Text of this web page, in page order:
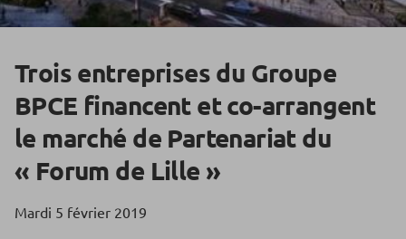
Trois entreprises du Groupe
BPCE financent et co-arrangent
le marché de Partenariat du
« Forum de Lille »
Mardi 5 février 2019